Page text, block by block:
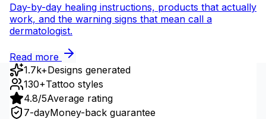
Day-by-day healing instructions, products that actually
work, and the warning signs that mean call a
dermatologist.
Read more
1.7k+Designs generated
130+Tattoo styles
4.8/5Average rating
7-dayMoney-back guarantee